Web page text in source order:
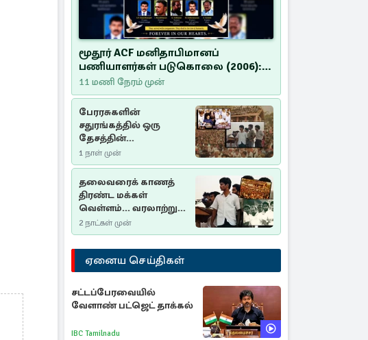
மூதூர் ACF மனிதாபிமானப்
பணியாளர்கள் படுகொலை (2006):
20 ஆண்டுகளாகியும் நீதி
மறுக்கப்பட்ட மனிதாபிமானப்
பேரவலம்
11 மணி நேரம் முன்
பேரரசுகளின்
சதுரங்கத்தில் ஒரு
தேசத்தின்
தீர்க்கதரிசனம் :
சுதுமலை பிரகடனம்
ஒரு வரலாற்றுப் பாடம்
1 நாள் முன்
தலைவரைக் காணத்
திரண்ட மக்கள்
வெள்ளம்... வரலாற்றுச்
சிறப்புமிக்க சுதுமலைப்
பிரகடனம்…
2 நாட்கள் முன்
ஏனைய செய்திகள்
சட்டப்பேரவையில்
வேளாண் பட்ஜெட் தாக்கல்
IBC Tamilnadu